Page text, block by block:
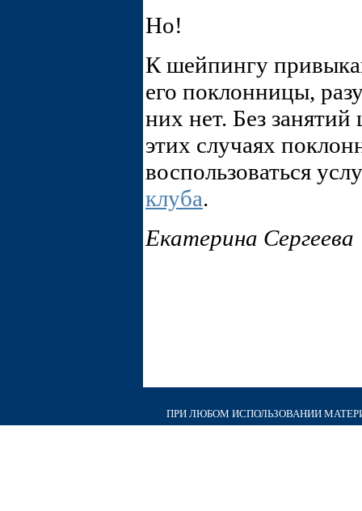
Но!
К шейпингу
его поклонницы,
них нет. Без
этих случаях
воспользоваться
клуба.
Екатерина Сергеева
ПРИ ЛЮБОМ ИСПОЛЬЗОВАНИИ